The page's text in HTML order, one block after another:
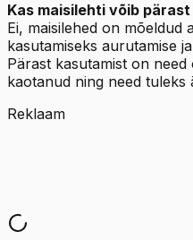
Kas maisilehti võib
Ei, maisilehed on mõeldud
kasutamiseks aurutamise
Pärast kasutamist on
kaotanud ning need tuleks
Reklaam